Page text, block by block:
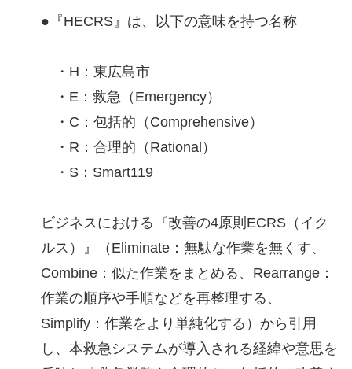
●『HECRS』は、以下の意味を持つ名称
・H：東広島市
・E：救急（Emergency）
・C：包括的（Comprehensive）
・R：合理的（Rational）
・S：Smart119
ビジネスにおける『改善の4原則ECRS（イク
ルス）』（Eliminate：無駄な作業を無くす、
Combine：似た作業をまとめる、Rearrange：
作業の順序や手順などを再整理する、
Simplify：作業をより単純化する）から引用
し、本救急システムが導入される経緯や意思を